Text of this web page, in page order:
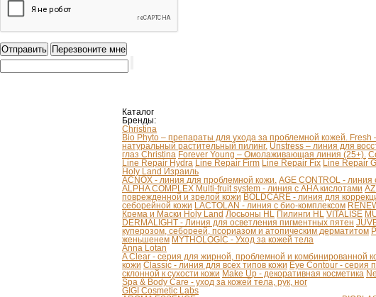
Каталог
Бренды:
Christina
Bio Phyto – препараты для ухода за проблемной кожей. Fresh
натуральный растительный пилинг. Unstress – линия для
глаз Christina Forever Young – Омолаживающая линия (25+).
Line Repair Hydra Line Repair Firm Line Repair Fix Line Repair
Holy Land Израиль
ACNOX - линия для проблемной кожи. AGE CONTROL -
ALPHA COMPLEX Multi-fruit system - линия с AHA кислотами
поврежденной и зрелой кожи BOLDCARE - линия для
себорейной кожи LACTOLAN - линия с био-комплексом
Крема и Маски Holy Land Лосьоны HL Пилинги HL VITALISE
DERMALIGHT - Линия для осветления пигментных пятен
куперозом, себореей, псориазом и атопическим дерматитом
женьшенем MYTHOLOGIC - Уход за кожей тела
Anna Lotan
A Clear - серия для жирной, проблемной и комбинированной
кожи Classic - линия для всех типов кожи Eye Contour - серия
склонной к сухости кожи Make Up - декоративная косметика
Spa & Body Care - уход за кожей тела, рук, ног
GIGI Cosmetic Labs